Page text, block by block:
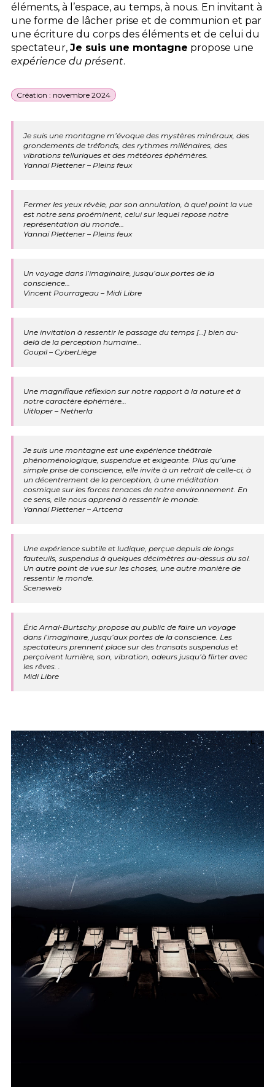
éléments, à l’espace, au temps, à nous. En invitant à
une forme de lâcher prise et de communion et par
une écriture du corps des éléments et de celui du
spectateur, Je suis une montagne propose une
expérience du présent.
Création : novembre 2024
Je suis une montagne m’évoque des mystères minéraux, des
grondements de tréfonds, des rythmes millénaires, des
vibrations telluriques et des météores éphémères.
Yannaï Plettener – Pleins feux
Fermer les yeux révèle, par son annulation, à quel point la vue
est notre sens proéminent, celui sur lequel repose notre
représentation du monde…
Yannaï Plettener – Pleins feux
Un voyage dans l’imaginaire, jusqu’aux portes de la
conscience…
Vincent Pourrageau – Midi Libre
Une invitation à ressentir le passage du temps […] bien au-
delà de la perception humaine…
Goupil – CyberLiège
Une magnifique réflexion sur notre rapport à la nature et à
notre caractère éphémère…
Uitloper – Netherla
Je suis une montagne est une expérience théâtrale
phénoménologique, suspendue et exigeante. Plus qu’une
simple prise de conscience, elle invite à un retrait de celle-ci, à
un décentrement de la perception, à une méditation
cosmique sur les forces tenaces de notre environnement. En
ce sens, elle nous apprend à ressentir le monde.
Yannaï Plettener – Artcena
Une expérience subtile et ludique, perçue depuis de longs
fauteuils, suspendus à quelques décimètres au-dessus du sol.
Un autre point de vue sur les choses, une autre manière de
ressentir le monde.
Sceneweb
Éric Arnal-Burtschy propose au public de faire un voyage
dans l’imaginaire, jusqu’aux portes de la conscience. Les
spectateurs prennent place sur des transats suspendus et
perçoivent lumière, son, vibration, odeurs jusqu’à flirter avec
les rêves. .
Midi Libre